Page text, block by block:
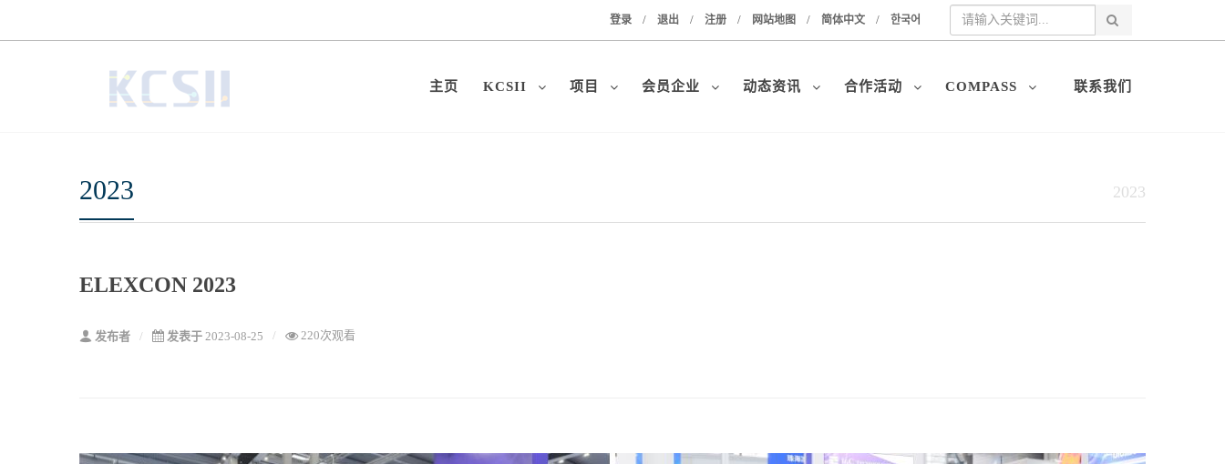
登录 / 退出 / 注册 / 网站地图 / 简体中文 / 한국어
主页 KCSII 项目 会员企业 动态资讯 合作活动 COMPASS 联系我们
2023 2023
ELEXCON 2023
发布者 发表于 2023-08-25 220次观看